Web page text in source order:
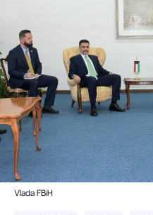
Vlada FBiH